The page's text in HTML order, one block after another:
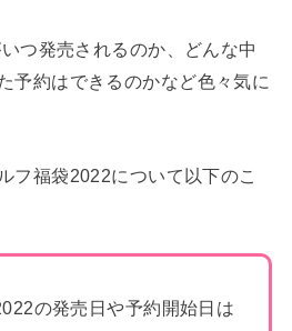
つ発売されるのか、どんな中
予約はできるのかなど色々気に
フ福袋2022について以下のこ
の発売日や予約開始日は